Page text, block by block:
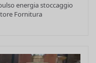
energia stoccaggio
Fornitura